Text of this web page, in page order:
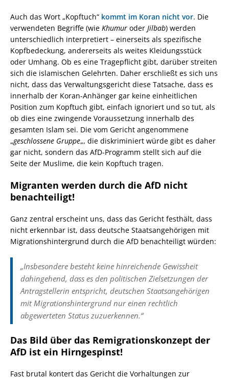
Auch das Wort „Kopftuch“ kommt im Koran nicht vor. Die
verwendeten Begriffe (wie Khumur oder Jilbab) werden
unterschiedlich interpretiert – einerseits als spezifische
Kopfbedeckung, andererseits als weites Kleidungsstück
oder Umhang. Ob es eine Tragepflicht gibt, darüber streiten
sich die islamischen Gelehrten. Daher erschließt es sich uns
nicht, dass das Verwaltungsgericht diese Tatsache, dass es
innerhalb der Koran-Anhänger gar keine einheitlichen
Position zum Kopftuch gibt, einfach ignoriert und so tut, als
ob dies eine zwingende Voraussetzung innerhalb des
gesamten Islam sei. Die vom Gericht angenommene
„geschlossene Gruppe„, die diskriminiert würde gibt es daher
gar nicht, sondern das AfD-Programm stellt sich auf die
Seite der Muslime, die kein Kopftuch tragen.
Migranten werden durch die AfD nicht
benachteiligt!
Ganz zentral erscheint uns, dass das Gericht festhält, dass
nicht erkennbar ist, dass deutsche Staatsangehörigen mit
Migrationshintergrund durch die AfD benachteiligt würden:
„Insbesondere besteht keine hinreichende Gewissheit
dahingehend, dass es den politischen Zielsetzungen der
Antragstellerin entspricht, deutschen Staatsangehörigen
mit Migrationshintergrund nur einen rechtlich
abgewerteten Status zuzuerkennen.“
Das Bild über das Remigrationskonzept der
AfD ist ein Hirngespinst!
Fast brutal kontert das Gericht die Vorhaltungen zur